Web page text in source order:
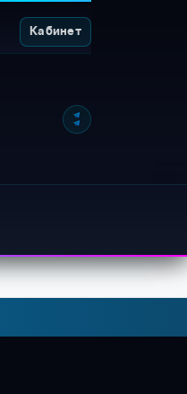
Кабинет